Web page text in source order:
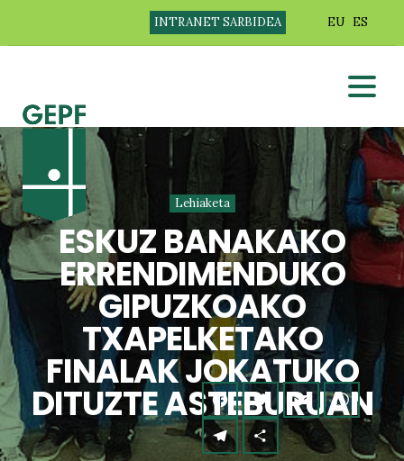
INTRANET SARBIDEA EU ES
Lehiaketa
ESKUZ BANAKAKO
ERRENDIMENDUKO
GIPUZKOAKO
TXAPELKETAKO
FINALAK JOKATUKO
DITUZTE ASTEBURUAN